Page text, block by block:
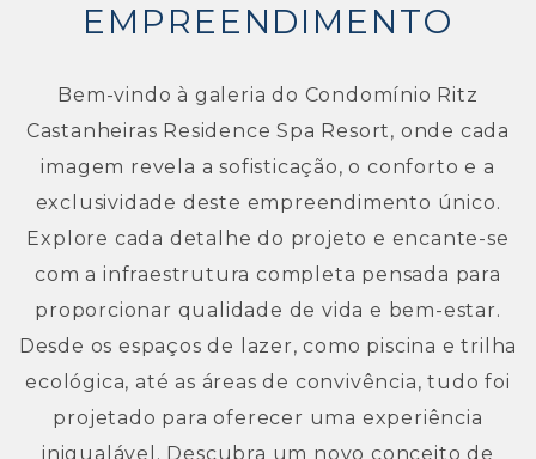
EMPREENDIMENTO
Bem-vindo à galeria do Condomínio Ritz
Castanheiras Residence Spa Resort, onde cada
imagem revela a sofisticação, o conforto e a
exclusividade deste empreendimento único.
Explore cada detalhe do projeto e encante-se
com a infraestrutura completa pensada para
proporcionar qualidade de vida e bem-estar.
Desde os espaços de lazer, como piscina e trilha
ecológica, até as áreas de convivência, tudo foi
projetado para oferecer uma experiência
inigualável. Descubra um novo conceito de